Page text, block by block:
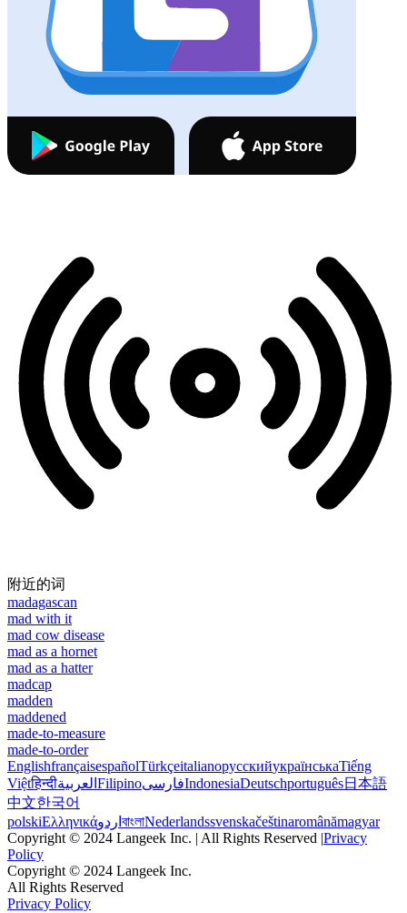
附近的词
madagascan
mad with it
mad cow disease
mad as a hornet
mad as a hatter
madcap
madden
maddened
made-to-measure
made-to-order
EnglishfrançaisespañolTürkçeitalianoрусскийукраїнськаTiếng
Việtहिन्दीالعربية FilipinoفارسیIndonesiaDeutschportuguês日本語
中文한국어
polskiΕλληνικάاردو বাংলাNederlandssvenskačeštinaromânămagyar
Copyright © 2024 Langeek Inc. | All Rights Reserved |Privacy
Policy
Copyright © 2024 Langeek Inc.
All Rights Reserved
Privacy Policy